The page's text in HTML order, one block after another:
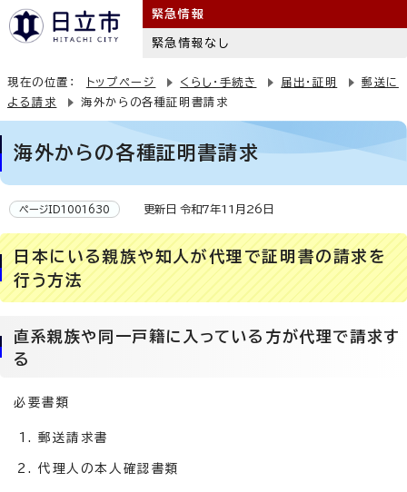
緊急情報
緊急情報なし
現在の位置： トップページ くらし・手続き 届出・証明
郵送に
よる請求
海外からの各種証明書請求
海外からの各種証明書請求
ページID1001630 更新日 令和7年11月26日
日本にいる親族や知人が代理で証明書の請求を
行う方法
直系親族や同一戸籍に入っている方が代理で請求す
る
必要書類
郵送請求書
代理人の本人確認書類